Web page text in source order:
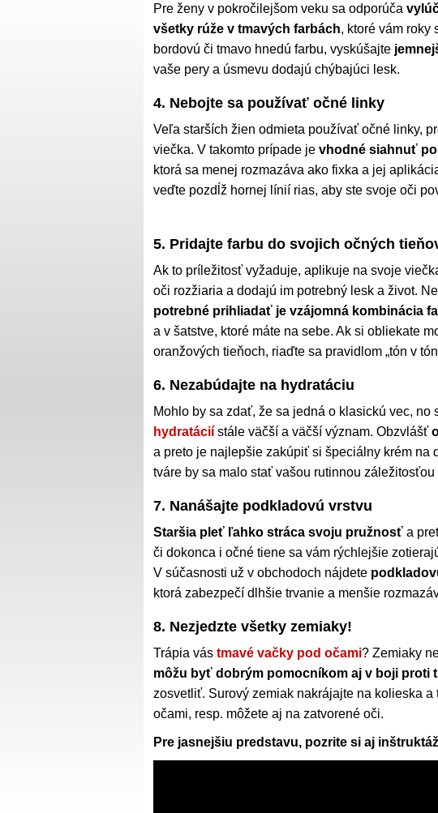
Pre ženy v pokročilejšom veku sa odporúča
všetky rúže v tmavých farbách, ktoré vám roky
bordovú či tmavo hnedú farbu, vyskúšajte
vaše pery a úsmevu dodajú chýbajúci lesk.
4. Nebojte sa používať očné linky
Veľa starších žien odmieta používať očné linky,
viečka. V takomto prípade je vhodné siahnuť
ktorá sa menej rozmazáva ako fixka a jej
veďte pozdĺž hornej línií rias, aby ste svoje oči
5. Pridajte farbu do svojich očných
Ak to príležitosť vyžaduje, aplikuje na svoje
oči rozžiaria a dodajú im potrebný lesk a život.
potrebné prihliadať je vzájomná kombinácia
a v šatstve, ktoré máte na sebe. Ak si obliekate
oranžových tieňoch, riaďte sa pravidlom „tón v
6. Nezabúdajte na hydratáciu
Mohlo by sa zdať, že sa jedná o klasickú vec,
hydratácií stále väčší a väčší význam. Obzvlášť
a preto je najlepšie zakúpiť si špeciálny krém na
tváre by sa malo stať vašou rutinnou
7. Nanášajte podkladovú vrstvu
Staršia pleť ľahko stráca svoju pružnosť a
či dokonca i očné tiene sa vám rýchlejšie
V súčasnosti už v obchodoch nájdete
ktorá zabezpečí dlhšie trvanie a menšie
8. Nezjedzte všetky zemiaky!
Trápia vás tmavé vačky pod očami? Zemiaky
môžu byť dobrým pomocníkom aj v boji proti
zosvetliť. Surový zemiak nakrájajte na kolieska
očami, resp. môžete aj na zatvorené oči.
Pre jasnejšiu predstavu, pozrite si aj